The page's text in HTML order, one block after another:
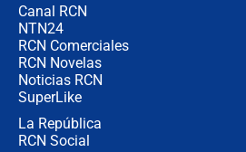
Canal RCN
NTN24
RCN Comerciales
RCN Novelas
Noticias RCN
SuperLike
La República
RCN Social